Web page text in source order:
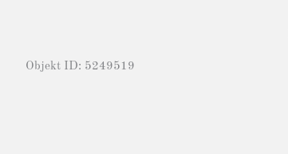
Objekt ID: 5249519